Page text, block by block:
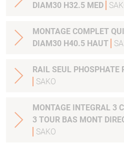
DIAM30 H32.5 MED
MONTAGE COMPLET
DIAM30 H40.5 HAUT
RAIL SEUL PHOSPHATE
SAKO
MONTAGE INTEGRAL 3
3 TOUR BAS MONT
SAKO